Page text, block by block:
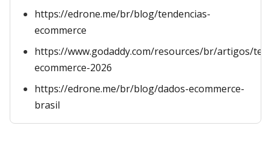
https://edrone.me/br/blog/tendencias-
ecommerce
https://www.godaddy.com/resources/br/artigos/
ecommerce-2026
https://edrone.me/br/blog/dados-ecommerce-
brasil